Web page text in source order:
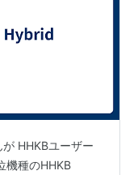
HHKBユーザー
機種のHHKB